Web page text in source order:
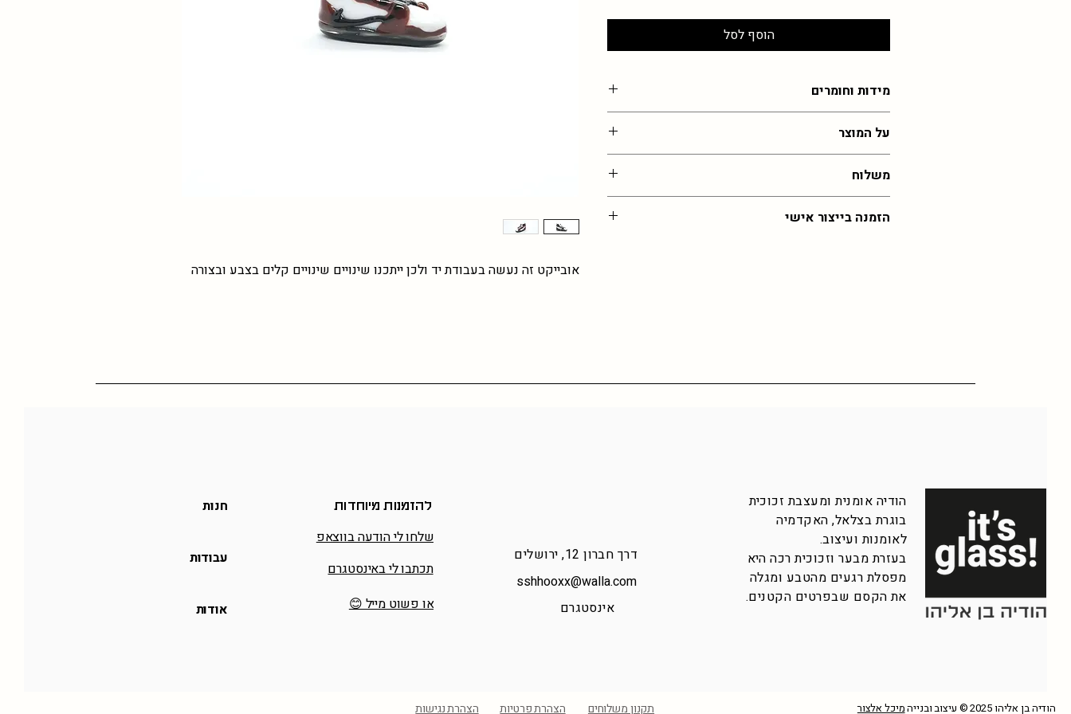
אובייקט זה נעשה בעבודת יד ולכן ייתכנו שינויים שינויים קלים בצבע ובצורה
הוסף לסל
מידות וחומרים
על המוצר
בתוצאה ומעט במידות שלא מדויקות
משלוח
איסוף מהסטודיו בירושלים בחינם (בתיאום )
הזמנה בייצור אישי
חנות
עבודות
אודות
להזמנות מיוחדות
שלחו לי הודעה בווצאפ
תכתבו לי באינסטגרם
או פשוט מייל 😊
דרך חברון 12, ירושלים
sshhooxx@walla.com
אינסטגרם
הודיה אומנית ומעצבת זכוכית
בוגרת בצלאל, האקדמיה
לאומנות ועיצוב.
בעזרת מבער וזכוכית רכה היא
מפסלת רגעים מהטבע ומגלה
את הקסם שבפרטים הקטנים.
הודיה בן אליהו 2025 © עיצוב ובנייה מיכל אלצור תקנון משלוחים הצהרת פרטיות הצהרת נגישות